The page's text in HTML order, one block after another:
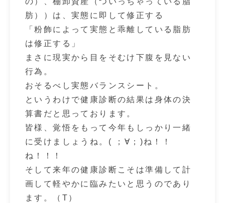
肪））は、実態に即して修正する
「粉飾によって実態と乖離している脂肪
は修正する」
まさに現実から目をそむけ下腹を見ない
行為。
おそるべし実態バランスシート。
というわけで健康診断の結果は身体の決
算書だと思っております。
皆様、覚悟をもって今年もしっかり一緒
に受けましょうね。( ；∀；)ね！！
ね！！！
そして来年の健康診断こそは準備して計
画して軽やかに臨みたいと思うのであり
ます。（T）